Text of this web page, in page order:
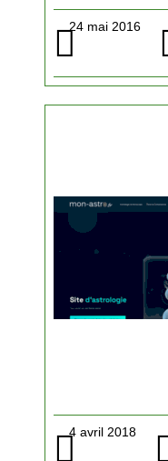
24 mai 2016
4 avril 2018